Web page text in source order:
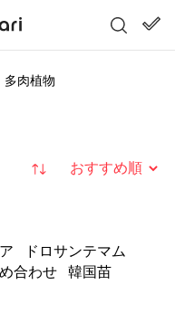
多肉植物
並び替え
ドロサンテマム
合わせ
韓国苗